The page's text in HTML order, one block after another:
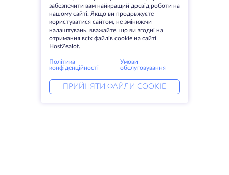
забезпечити вам найкращий досвід роботи на
нашому сайті. Якщо ви продовжуєте
користуватися сайтом, не змінюючи
налаштувань, вважайте, що ви згодні на
отримання всіх файлів cookie на сайті
HostZealot.
Політика
конфіденційності
Умови
обслуговування
ПРИЙНЯТИ ФАЙЛИ COOKIE